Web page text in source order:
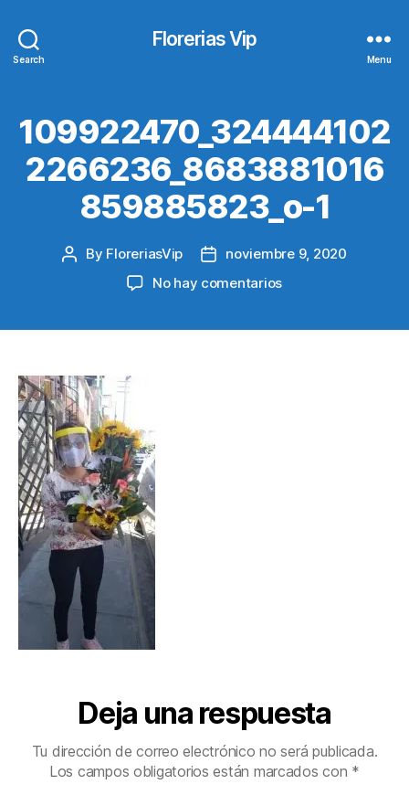
Search
Florerias Vip
Menu
109922470_324444102
2266236_8683881016
859885823_o-1
Post
By FloreriasVip
Postnoviembre 9, 2020
No hay comentariosen
Deja una respuesta
Tu dirección de correo electrónico no será publicada.
Los campos obligatorios están marcados con *